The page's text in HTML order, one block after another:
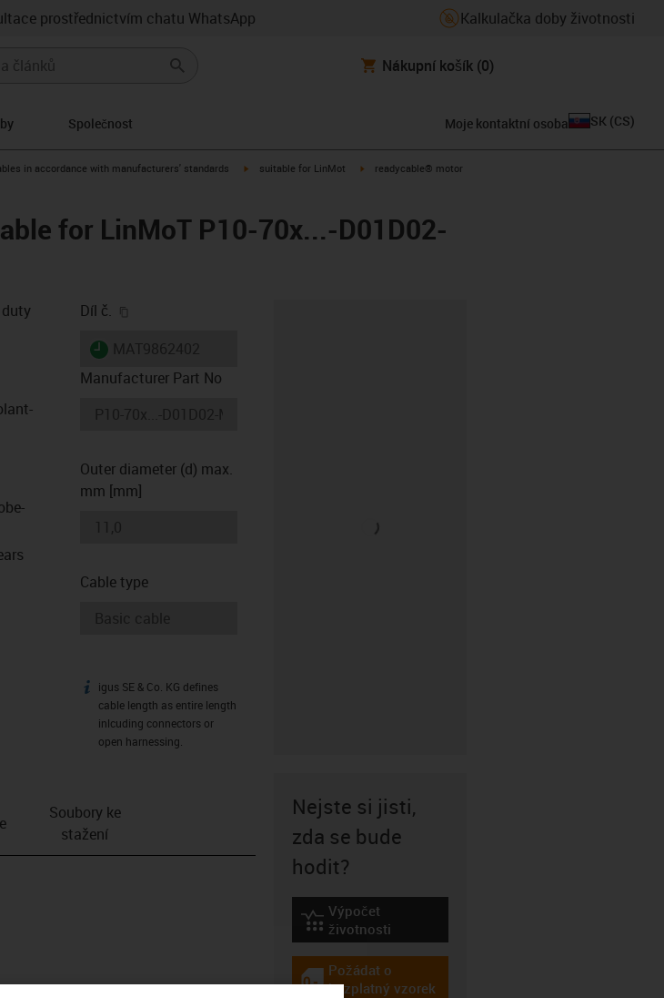
prostřednictvím chatu WhatsApp Kalkulačka doby životnosti
Nákupní košík (0)
Společnost Moje kontaktní osoba SK (CS)
right
in accordance with manufacturers' standards igus-icon-arrow-right
suitable for LinMot igus-icon-arrow-right
readycable® motor
for LinMoT P10-70x...-D01D02-
Díl č.
igus-icon-lieferzeit
Manufacturer Part No
Outer diameter (d) max.
mm [mm]
Cable type
igus-icon-info
igus SE & Co. KG defines
cable length as entire length
inlcuding connectors or
open harnessing.
Soubory ke
stažení
Nejste si jisti,
zda se bude
hodit?
igus-icon-lebensdauerrechner
Výpočet
životnosti
igus-icon-gratismuster
Požádat o
bezplatný vzorek